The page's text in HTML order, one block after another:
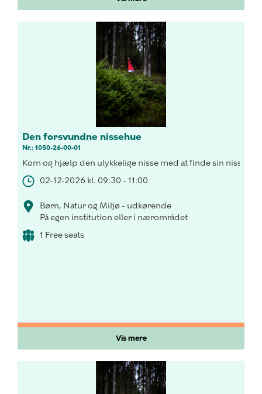
Den forsvundne nissehue
Nr.: 1050-26-00-01
Kom og hjælp den ulykkelige nisse med at finde sin nissehue
02-12-2026 kl. 09:30 - 11:00
Børn, Natur og Miljø - udkørende
På egen institution eller i nærområdet
1 Free seats
Vis mere